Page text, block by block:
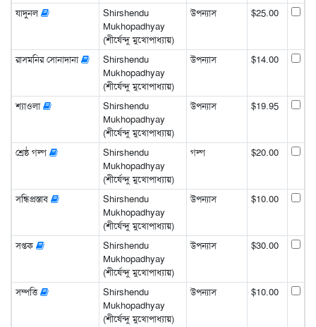
যাদুনল
Shirshendu
Mukhopadhyay
(শীর্ষেন্দু মুখোপাধ্যায়)
উপন্যাস $25.00
রাসমনির সোনাদানা
Shirshendu
Mukhopadhyay
(শীর্ষেন্দু মুখোপাধ্যায়)
উপন্যাস $14.00
শ্যাওলা
Shirshendu
Mukhopadhyay
(শীর্ষেন্দু মুখোপাধ্যায়)
উপন্যাস $19.95
শ্রেষ্ঠ গল্প
Shirshendu
Mukhopadhyay
(শীর্ষেন্দু মুখোপাধ্যায়)
গল্প $20.00
সন্ধিপ্রস্তাব
Shirshendu
Mukhopadhyay
(শীর্ষেন্দু মুখোপাধ্যায়)
উপন্যাস $10.00
সপ্তক
Shirshendu
Mukhopadhyay
(শীর্ষেন্দু মুখোপাধ্যায়)
উপন্যাস $30.00
সম্পত্তি
Shirshendu
Mukhopadhyay
(শীর্ষেন্দু মুখোপাধ্যায়)
উপন্যাস $10.00